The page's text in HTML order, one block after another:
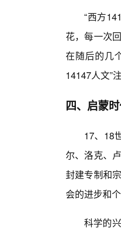
“西方
花，每一次
在随后的几
14147人文”
四、启蒙
17、18
尔、洛克、
封建专制和
会的进步和
科学的